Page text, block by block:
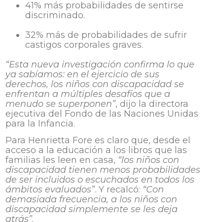
41% más probabilidades de sentirse
discriminado.
32% más de probabilidades de sufrir
castigos corporales graves.
“Esta nueva investigación confirma lo que
ya sabíamos: en el ejercicio de sus
derechos, los niños con discapacidad se
enfrentan a múltiples desafíos que a
menudo se superponen”, dijo la directora
ejecutiva del Fondo de las Naciones Unidas
para la Infancia.
Para Henrietta Fore es claro que, desde el
acceso a la educación a los libros que las
familias les leen en casa, “los niños con
discapacidad tienen menos probabilidades
de ser incluidos o escuchados en todos los
ámbitos evaluados”. Y recalcó: “Con
demasiada frecuencia, a los niños con
discapacidad simplemente se les deja
atrás”.